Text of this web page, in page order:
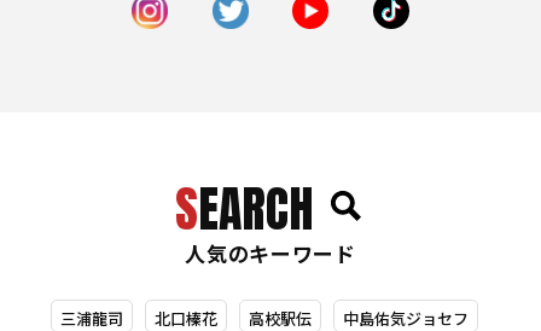
SEARCH
人気のキーワード
三浦龍司 北口榛花 高校駅伝 中島佑気ジョセフ